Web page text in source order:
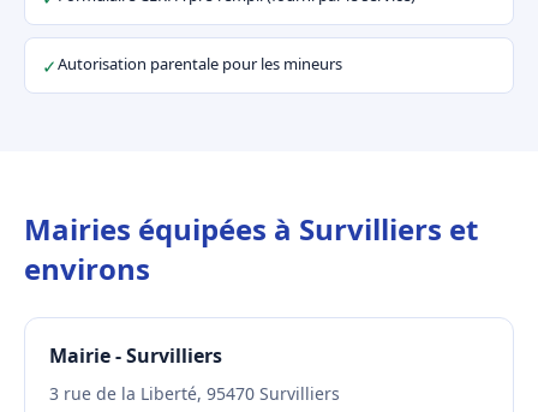
✓Autorisation parentale pour les mineurs
Mairies équipées à Survilliers et
environs
Mairie - Survilliers
3 rue de la Liberté, 95470 Survilliers